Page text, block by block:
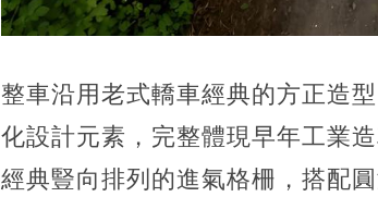
整車沿用老式轎車經典的方正造
化設計元素，完整體現早年工業
經典豎向排列的進氣格柵，搭配